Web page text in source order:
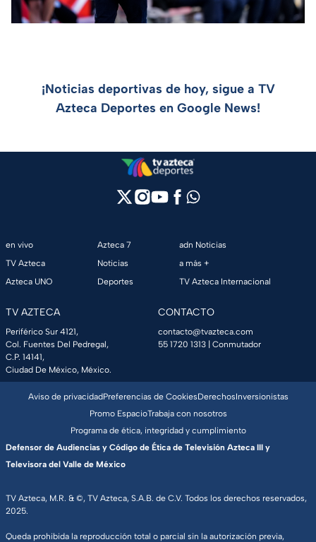
¡Noticias deportivas de hoy, sigue a TV
Azteca Deportes en Google News!
en vivo
TV Azteca
Azteca UNO
Azteca 7
Noticias
Deportes
adn Noticias
a más +
TV Azteca Internacional
TV AZTECA
Periférico Sur 4121,
Col. Fuentes Del Pedregal,
C.P. 14141,
Ciudad De México, México.
CONTACTO
contacto@tvazteca.com
55 1720 1313 | Conmutador
TV Azteca, M.R. & ©, TV Azteca, S.A.B. de C.V. Todos los derechos reservados,
2025.
Queda prohibida la reproducción total o parcial sin la autorización previa,
Aviso de privacidadPreferencias de CookiesDerechosInversionistas
Promo EspacioTrabaja con nosotros
Programa de ética, integridad y cumplimiento
Defensor de Audiencias y Código de Ética de Televisión Azteca III y
Televisora del Valle de México